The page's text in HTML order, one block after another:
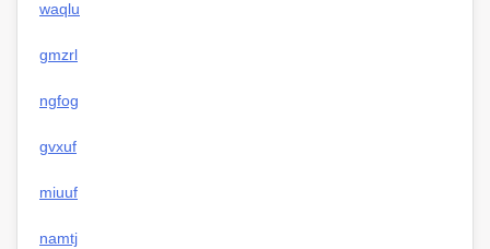
waqlu
gmzrl
ngfog
gvxuf
miuuf
namtj